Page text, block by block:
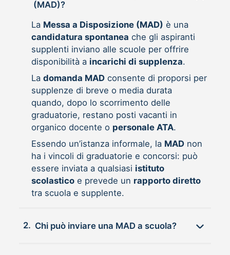
(MAD)?
La Messa a Disposizione (MAD) è una
candidatura spontanea che gli aspiranti
supplenti inviano alle scuole per offrire
disponibilità a incarichi di supplenza.
La domanda MADconsente di proporsi per
supplenze di breve o media durata
quando, dopo lo scorrimento delle
graduatorie, restano posti vacanti in
organico docente o personale ATA.
Essendo un’istanza informale, la MADnon
ha i vincoli di graduatorie e concorsi: può
essere inviata a qualsiasi istituto
scolasticoe prevede un rapporto diretto
tra scuola e supplente.
2. Chi può inviare una MAD a scuola?